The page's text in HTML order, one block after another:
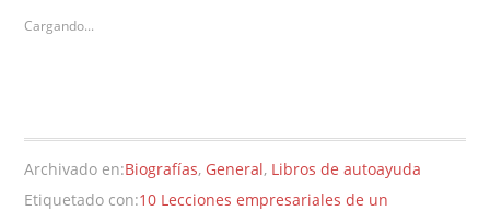
Cargando...
Archivado en:Biografías, General, Libros de autoayuda
Etiquetado con:10 Lecciones empresariales de un